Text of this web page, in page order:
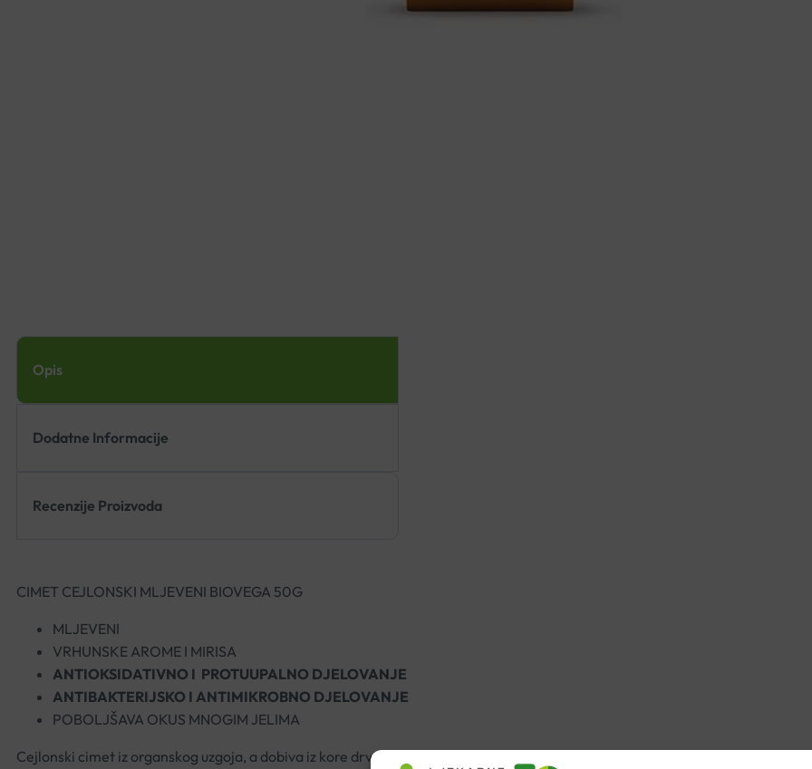
Opis
Dodatne Informacije
Recenzije Proizvoda
CIMET CEJLONSKI MLJEVENI BIOVEGA 50G
MLJEVENI
VRHUNSKE AROME I MIRISA
ANTIOKSIDATIVNO I PROTUUPALNO DJELOVANJE
ANTIBAKTERIJSKO I ANTIMIKROBNO DJELOVANJE
POBOLJŠAVA OKUS MNOGIM JELIMA
Cejlonski cimet iz organskog uzgoja, a dobiva iz kore drveta Cinnamomum verum. Ovaj mirisni začin neizostavan je